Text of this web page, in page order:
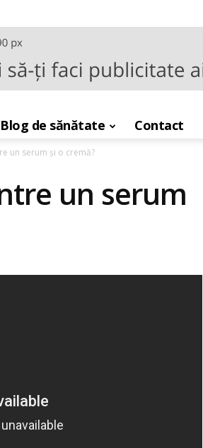
Blog de sănătate Contact
un serum și o cremă?
un serum